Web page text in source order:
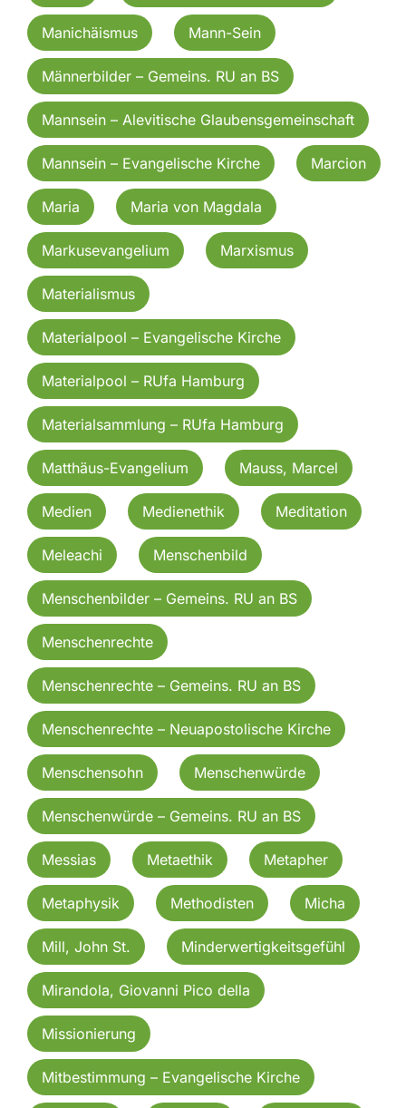
Manichäismus Mann-Sein
Männerbilder – Gemeins. RU an BS
Mannsein – Alevitische Glaubensgemeinschaft
Mannsein – Evangelische Kirche Marcion
Maria Maria von Magdala
Markusevangelium Marxismus
Materialismus
Materialpool – Evangelische Kirche
Materialpool – RUfa Hamburg
Materialsammlung – RUfa Hamburg
Matthäus-Evangelium Mauss, Marcel
Medien Medienethik Meditation
Meleachi Menschenbild
Menschenbilder – Gemeins. RU an BS
Menschenrechte
Menschenrechte – Gemeins. RU an BS
Menschenrechte – Neuapostolische Kirche
Menschensohn Menschenwürde
Menschenwürde – Gemeins. RU an BS
Messias Metaethik Metapher
Metaphysik Methodisten Micha
Mill, John St. Minderwertigkeitsgefühl
Mirandola, Giovanni Pico della
Missionierung
Mitbestimmung – Evangelische Kirche